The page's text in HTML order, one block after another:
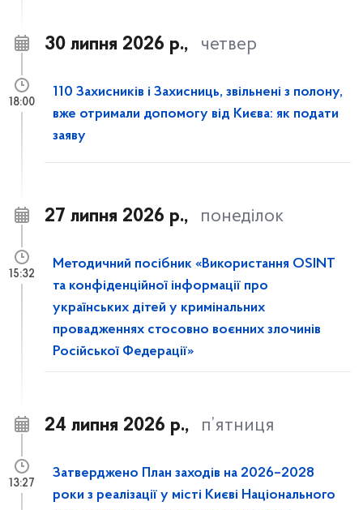
30 липня 2026 р., четвер
110 Захисників і Захисниць, звільнені з полону,
вже отримали допомогу від Києва: як подати
заяву
18:00
27 липня 2026 р., понеділок
Методичний посібник «Використання OSINT
та конфіденційної інформації про
українських дітей у кримінальних
провадженнях стосовно воєнних злочинів
Російської Федерації»
15:32
24 липня 2026 р., п’ятниця
Затверджено План заходів на 2026–2028
роки з реалізації у місті Києві Національного
13:27